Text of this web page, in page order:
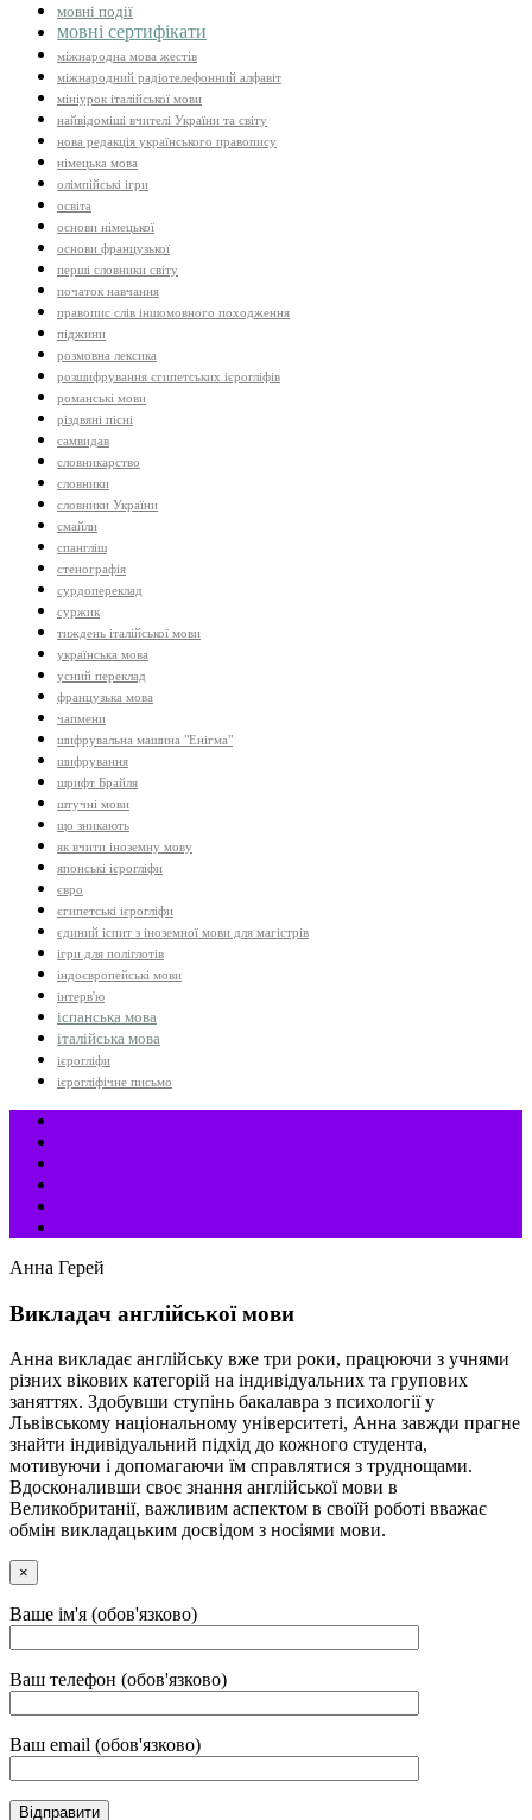
мовні події
мовні сертифікати
міжнародна мова жестів
міжнародний радіотелефонний алфавіт
мініурок італійської мови
найвідоміші вчителі України та світу
нова редакція українського правопису
німецька мова
олімпійські ігри
освіта
основи німецької
основи французької
перші словники світу
початок навчання
правопис слів іншомовного походження
піджини
розмовна лексика
розшифрування єгипетських ієрогліфів
романські мови
різдвяні пісні
самвидав
словникарство
словники
словники України
смайли
спангліш
стенографія
сурдопереклад
суржик
тиждень італійської мови
українська мова
усний переклад
французька мова
чапмени
шифрувальна машина "Енігма"
шифрування
шрифт Брайля
штучні мови
що зникають
як вчити іноземну мову
японські ієрогліфи
євро
єгипетські ієрогліфи
єдиний іспит з іноземної мови для магістрів
ігри для поліглотів
індоєвропейські мови
інтерв'ю
іспанська мова
італійська мова
ієрогліфи
ієрогліфічне письмо
Анна Герей
Викладач англійської мови
Анна викладає англійську вже три роки, працюючи з учнями
різних вікових категорій на індивідуальних та групових
заняттях. Здобувши ступінь бакалавра з психології у
Львівському національному університеті, Анна завжди прагне
знайти індивідуальний підхід до кожного студента,
мотивуючи і допомагаючи їм справлятися з труднощами.
Вдосконаливши своє знання англійської мови в
Великобританії, важливим аспектом в своїй роботі вважає
обмін викладацьким досвідом з носіями мови.
×
Ваше ім'я (обов'язково)
Ваш телефон (обов'язково)
Ваш email (обов'язково)